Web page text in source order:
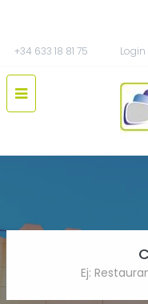
+34 633 18 81 75 Login